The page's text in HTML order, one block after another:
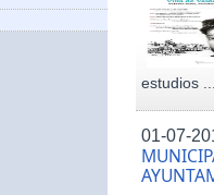
estudios ...
01-07-